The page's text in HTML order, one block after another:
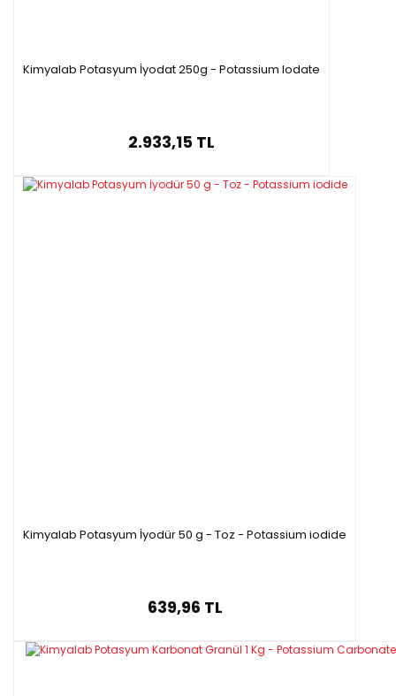
Kimyalab Potasyum İyodat 250g - Potassium Iodate
2.933,15 TL
Kimyalab Potasyum İyodür 50 g - Toz - Potassium iodide
639,96 TL